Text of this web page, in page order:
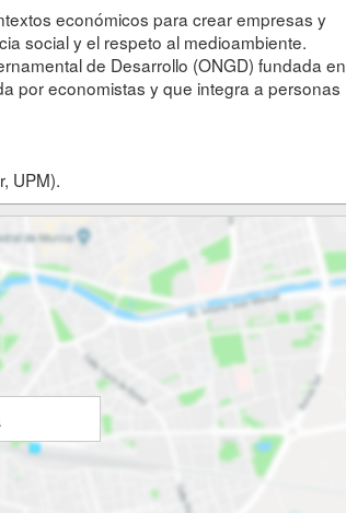
económicos para crear empresas y
social y el respeto al medioambiente.
de Desarrollo (ONGD) fundada en
por economistas y que integra a personas
UPM).